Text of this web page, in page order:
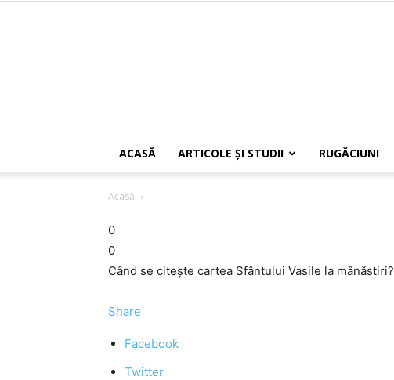
ACASĂ ARTICOLE ŞI STUDII RUGĂCIUNI
Acasă
0
0
Când se citește cartea Sfântului Vasile la mânăstiri?
Share
Facebook
Twitter